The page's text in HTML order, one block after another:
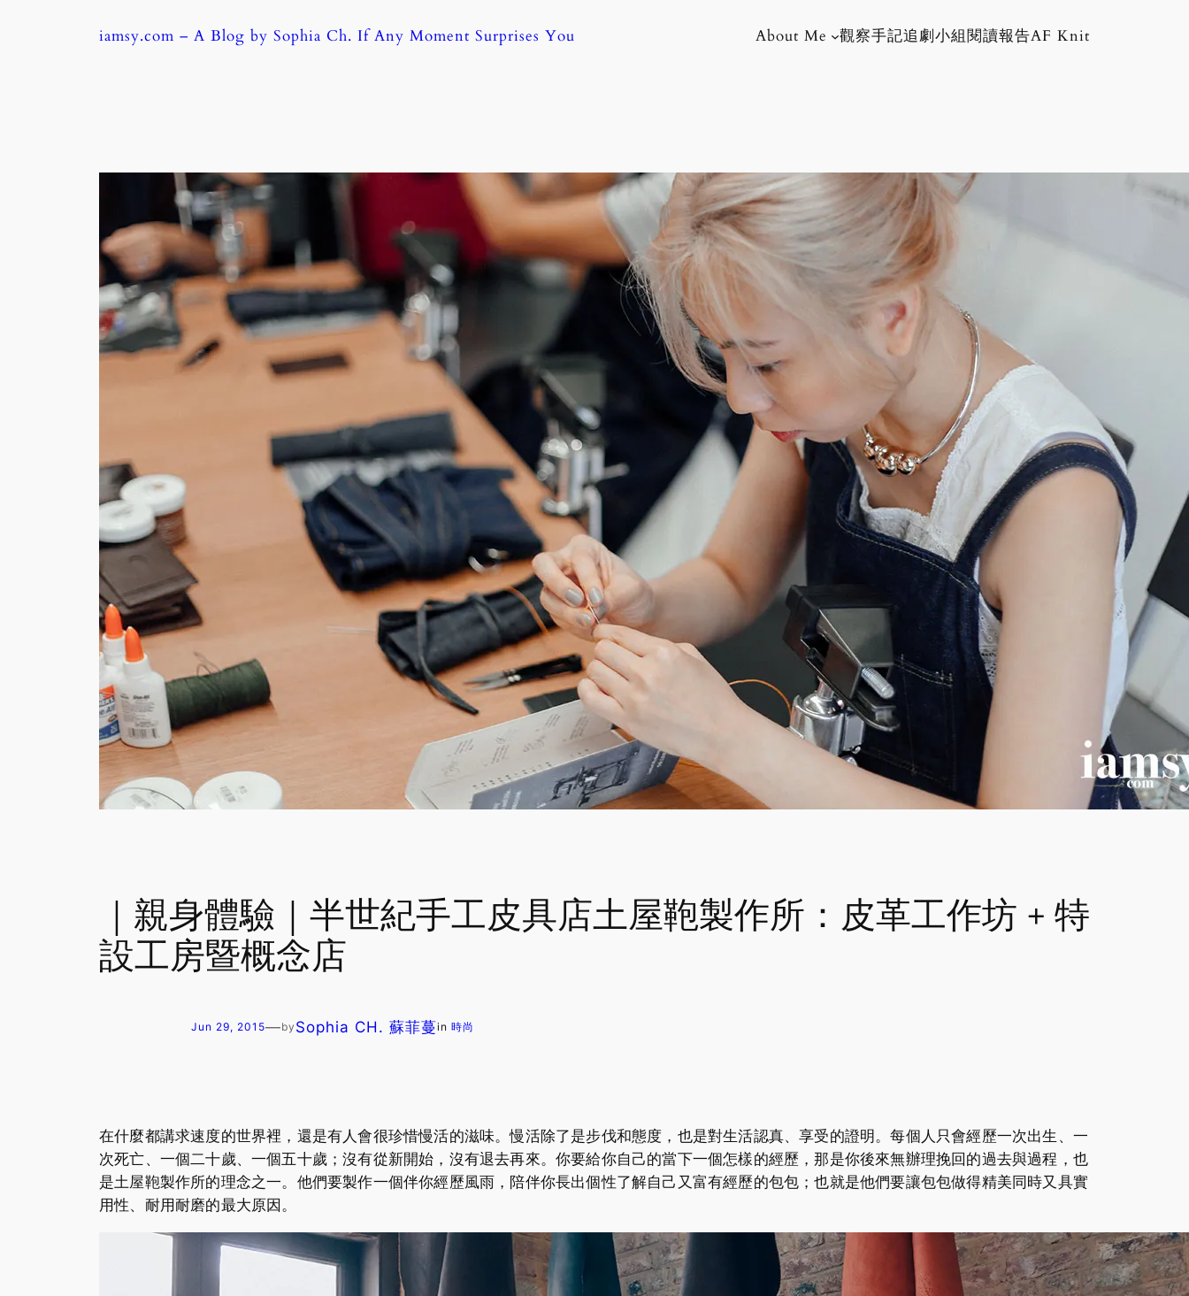
iamsy.com – A Blog by Sophia Ch. If Any Moment Surprises You About Me 觀察手記追劇小組閱讀報告AF Knit
｜親身體驗｜半世紀手工皮具店土屋鞄製作所：皮革工作坊 + 特
設工房暨概念店
Jun 29, 2015—by Sophia CH. 蘇菲蔓in 時尚
在什麼都講求速度的世界裡，還是有人會很珍惜慢活的滋味。慢活除了是步伐和態度，也是對生活認真、享受的證明。每個人只會經歷一次出生、一
次死亡、一個二十歲、一個五十歲；沒有從新開始，沒有退去再來。你要給你自己的當下一個怎樣的經歷，那是你後來無辦理挽回的過去與過程，也
是土屋鞄製作所的理念之一。他們要製作一個伴你經歷風雨，陪伴你長出個性了解自己又富有經歷的包包；也就是他們要讓包包做得精美同時又具實
用性、耐用耐磨的最大原因。